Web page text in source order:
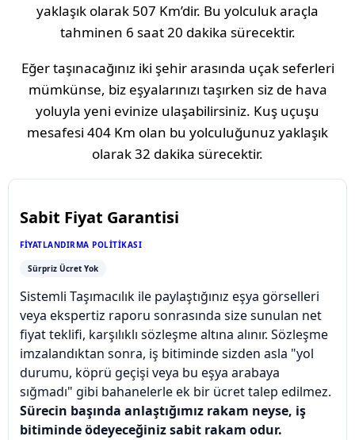
yaklaşık olarak 507 Km’dir. Bu yolculuk araçla
tahminen 6 saat 20 dakika sürecektir.
Eğer taşınacağınız iki şehir arasında uçak seferleri
mümkünse, biz eşyalarınızı taşırken siz de hava
yoluyla yeni evinize ulaşabilirsiniz. Kuş uçuşu
mesafesi 404 Km olan bu yolculuğunuz yaklaşık
olarak32 dakika sürecektir.
Sabit Fiyat Garantisi
FIYATLANDIRMA POLITIKASI
Sürpriz Ücret Yok
Sistemli Taşımacılık ile paylaştığınız eşya görselleri
veya ekspertiz raporu sonrasında size sunulan net
fiyat teklifi, karşılıklı sözleşme altına alınır. Sözleşme
imzalandıktan sonra, iş bitiminde sizden asla "yol
durumu, köprü geçişi veya bu eşya arabaya
sığmadı" gibi bahanelerle ek bir ücret talep edilmez.
Sürecin başında anlaştığımız rakam neyse, iş
bitiminde ödeyeceğiniz sabit rakam odur.